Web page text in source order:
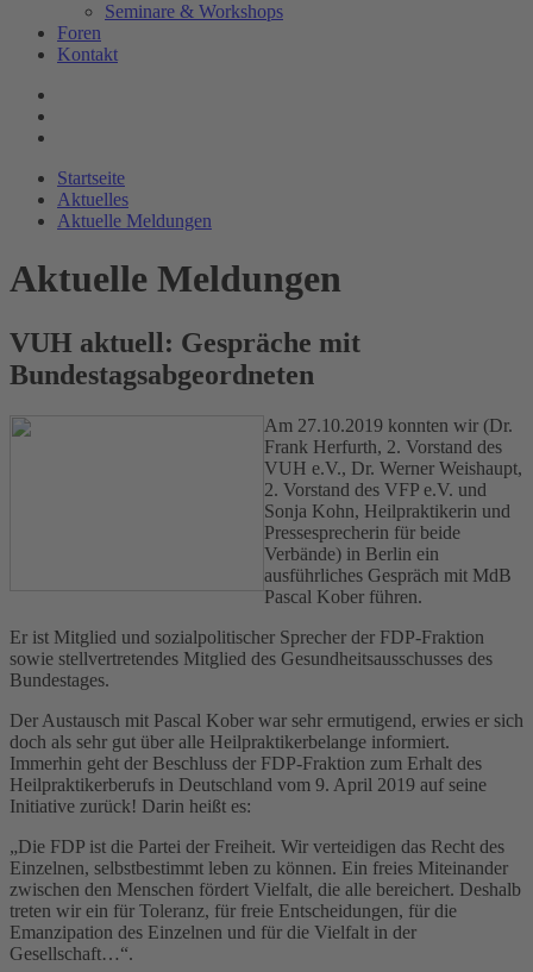
Seminare & Workshops
Foren
Kontakt
Startseite
Aktuelles
Aktuelle Meldungen
Aktuelle Meldungen
VUH aktuell: Gespräche mit
Bundestagsabgeordneten
Am 27.10.2019 konnten wir (Dr.
Frank Herfurth, 2. Vorstand des
VUH e.V., Dr. Werner Weishaupt,
2. Vorstand des VFP e.V. und
Sonja Kohn, Heilpraktikerin und
Pressesprecherin für beide
Verbände) in Berlin ein
ausführliches Gespräch mit MdB
Pascal Kober führen.
Er ist Mitglied und sozialpolitischer Sprecher der FDP-Fraktion
sowie stellvertretendes Mitglied des Gesundheitsausschusses des
Bundestages.
Der Austausch mit Pascal Kober war sehr ermutigend, erwies er sich
doch als sehr gut über alle Heilpraktikerbelange informiert.
Immerhin geht der Beschluss der FDP-Fraktion zum Erhalt des
Heilpraktikerberufs in Deutschland vom 9. April 2019 auf seine
Initiative zurück! Darin heißt es:
„Die FDP ist die Partei der Freiheit. Wir verteidigen das Recht des
Einzelnen, selbstbestimmt leben zu können. Ein freies Miteinander
zwischen den Menschen fördert Vielfalt, die alle bereichert. Deshalb
treten wir ein für Toleranz, für freie Entscheidungen, für die
Emanzipation des Einzelnen und für die Vielfalt in der
Gesellschaft…“.